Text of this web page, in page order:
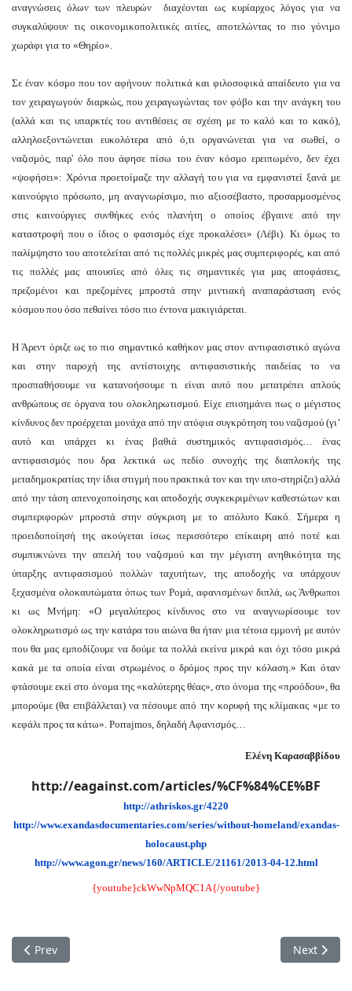
αναγνώσεις όλων των πλευρών διαχέονται ως κυρίαρχος λόγος για να
συγκαλύψουν τις οικονομικοπολιτικές αιτίες, αποτελώντας το πιο γόνιμο
χωράφι για το «Θηρίο».
Σε έναν κόσμο που τον αφήνουν πολιτικά και φιλοσοφικά απαίδευτο για να
τον χειραγωγούν διαρκώς, που χειραγωγώντας τον φόβο και την ανάγκη του
(αλλά και τις υπαρκτές του αντιθέσεις σε σχέση με το καλό και το κακό),
αλληλοεξοντώνεται ευκολότερα από ό,τι οργανώνεται για να σωθεί, ο
ναζισμός, παρ' όλο που άφησε πίσω του έναν κόσμο ερειπωμένο, δεν έχει
«ψοφήσει»: Χρόνια προετοίμαζε την αλλαγή του για να εμφανιστεί ξανά με
καινούργιο πρόσωπο, μη αναγνωρίσιμο, πιο αξιοσέβαστο, προσαρμοσμένος
στις καινούργιες συνθήκες ενός πλανήτη ο οποίος έβγαινε από την
καταστροφή που ο ίδιος ο φασισμός είχε προκαλέσει» (Λέβι). Κι όμως το
παλίμψηστο του αποτελείται από τις πολλές μικρές μας συμπεριφορές, και από
τις πολλές μας απουσίες από όλες τις σημαντικές για μας αποφάσεις,
πρεζομένοι και πρεζομένες μπροστά στην μιντιακή αναπαράσταση ενός
κόσμου που όσο πεθαίνει τόσο πιο έντονα μακιγιάρεται.
Η Άρεντ όριζε ως το πιο σημαντικό καθήκον μας στον αντιφασιστικό αγώνα
και στην παροχή της αντίστοιχης αντιφασιστικής παιδείας το να
προσπαθήσουμε να κατανοήσουμε τι είναι αυτό που μετατρέπει απλούς
ανθρώπους σε όργανα του ολοκληρωτισμού. Είχε επισημάνει πως ο μέγιστος
κίνδυνος δεν προέρχεται μονάχα από την ατόφια συγκρότηση του ναζισμού (γι’
αυτό και υπάρχει κι ένας βαθιά συστημικός αντιφασισμός… ένας
αντιφασισμός που δρα λεκτικά ως πεδίο συνοχής της διαπλοκής της
μεταδημοκρατίας την ίδια στιγμή που πρακτικά τον και την υπο-στηρίζει) αλλά
από την τάση απενοχοποίησης και αποδοχής συγκεκριμένων καθεστώτων και
συμπεριφορών μπροστά στην σύγκριση με το απόλυτο Κακό. Σήμερα η
προειδοποίησή της ακούγεται ίσως περισσότερο επίκαιρη από ποτέ και
συμπυκνώνει την απειλή του ναζισμού και την μέγιστη ανηθικότητα της
ύπαρξης αντιφασισμού πολλών ταχυτήτων, της αποδοχής να υπάρχουν
ξεχασμένα ολοκαυτώματα όπως των Ρομά, αφανισμένων διπλά, ως Άνθρωποι
κι ως Μνήμη: «Ο μεγαλύτερος κίνδυνος στο να αναγνωρίσουμε τον
ολοκληρωτισμό ως την κατάρα του αιώνα θα ήταν μια τέτοια εμμονή με αυτόν
που θα μας εμποδίζουμε να δούμε τα πολλά εκείνα μικρά και όχι τόσο μικρά
κακά με τα οποία είναι στρωμένος ο δρόμος προς την κόλαση.» Και όταν
φτάσουμε εκεί στο όνομα της «καλύτερης θέας», στο όνομα της «προόδου», θα
μπορούμε (θα επιβάλλεται) να πέσουμε από την κορυφή της κλίμακας «με το
κεφάλι προς τα κάτω». Porrajmos, δηλαδή Αφανισμός…
Ελένη Καρασαββίδου
http://eagainst.com/articles/%CF%84%CE%BF
http://athriskos.gr/4220
http://www.exandasdocumentaries.com/series/without-homeland/exandas-
holocaust.php
http://www.agon.gr/news/160/ARTICLE/21161/2013-04-12.html
{youtube}ckWwNpMQC1A{/youtube}
Previous article: Οικοσοσιαλιστικό Μανιφέστο
Prev Next
Next